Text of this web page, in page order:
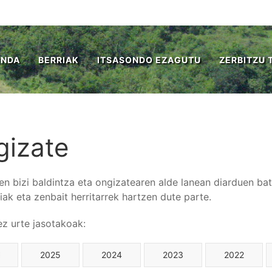
BERRIAK ITSASONDO EZAGUTU ZERBITZU
bizi baldintza eta ongizatearen alde lanean diarduen
eta zenbait herritarrek hartzen dute parte.
urte jasotakoak:
2025 2024 2023 2022